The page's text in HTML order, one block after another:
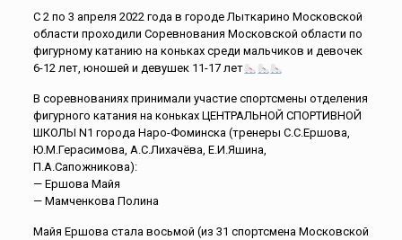
С 2 по 3 апреля 2022 года в городе Лыткарино Московской
области проходили Соревнования Московской области по
фигурному катанию на коньках среди мальчиков и девочек
6-12 лет, юношей и девушек 11-17 лет
В соревнованиях принимали участие спортсмены отделения
фигурного катания на коньках ЦЕНТРАЛЬНОЙ СПОРТИВНОЙ
ШКОЛЫ N1 города Наро-Фоминска (тренеры С.С.Ершова,
Ю.М.Герасимова, А.С.Лихачёва, Е.И.Яшина,
П.А.Сапожникова):
— Ершова Майя
— Мамченкова Полина
Майя Ершова стала восьмой (из 31 спортсмена Московской